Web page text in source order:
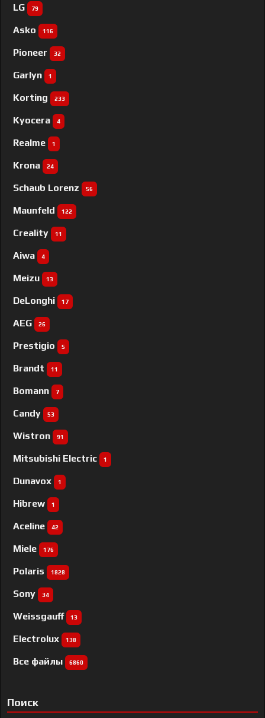
LG 79
Asko 116
Pioneer 32
Garlyn 1
Korting 233
Kyocera 4
Realme 1
Krona 24
Schaub Lorenz 56
Maunfeld 122
Creality 11
Aiwa 4
Meizu 13
DeLonghi 17
AEG 26
Prestigio 5
Brandt 11
Bomann 7
Candy 53
Wistron 91
Mitsubishi Electric 1
Dunavox 1
Hibrew 1
Aceline 42
Miele 176
Polaris 1828
Sony 34
Weissgauff 13
Electrolux 138
Все файлы 6860
Поиск